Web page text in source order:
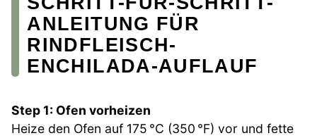
ANLEITUNG FÜR
RINDFLEISCH-
ENCHILADA-AUFLAUF
Step 1: Ofen vorheizen
Heize den Ofen auf 175 °C (350 °F) vor und fette